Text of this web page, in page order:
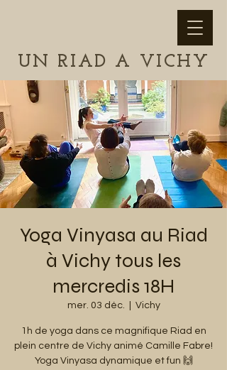
UN RIAD A VICHY
Yoga Vinyasa au Riad
à Vichy tous les
mercredis 18H
mer. 03 déc. Vichy
1h de yoga dans ce magnifique Riad en
plein centre de Vichy animé Camille Fabre!
Yoga Vinyasa dynamique et fun 🙌